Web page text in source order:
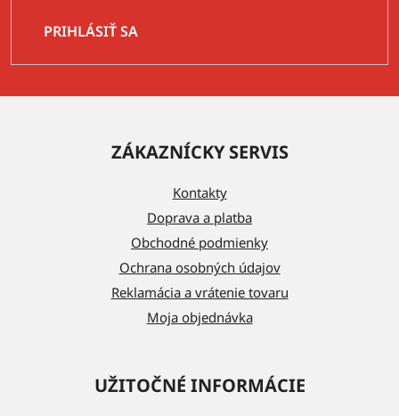
PRIHLÁSIŤ SA
ZÁKAZNÍCKY SERVIS
Kontakty
Doprava a platba
Obchodné podmienky
Ochrana osobných údajov
Reklamácia a vrátenie tovaru
Moja objednávka
UŽITOČNÉ INFORMÁCIE